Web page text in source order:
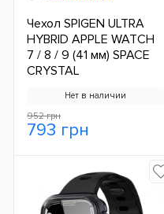
Чехол SPIGEN ULTRA
HYBRID APPLE WATCH
7 / 8 / 9 (41 мм) SPACE
CRYSTAL
Нет в наличии
952 грн
793 грн